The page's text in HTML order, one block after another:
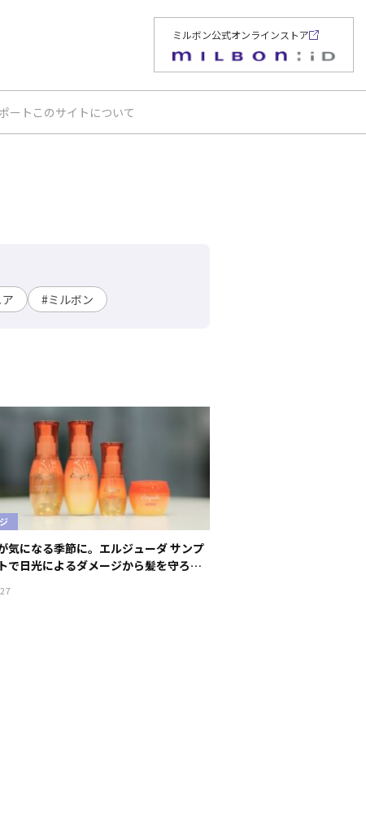
ミルボン公式オンラインストア
ート このサイトについて
#ミルボン
気になる季節に。エルジューダ サンプ
で日光によるダメージから髪を守ろ